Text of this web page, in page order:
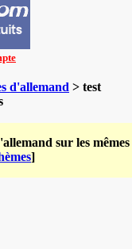
d'allemand > test
sur les mêmes
]